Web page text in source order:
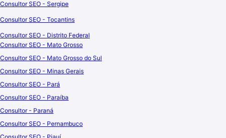
Consultor SEO - Sergipe
Consultor SEO - Tocantins
Consultor SEO - Distrito Federal
Consultor SEO - Mato Grosso
Consultor SEO - Mato Grosso do Sul
Consultor SEO - Minas Gerais
Consultor SEO - Pará
Consultor SEO - Paraíba
Consultor - Paraná
Consultor SEO - Pernambuco